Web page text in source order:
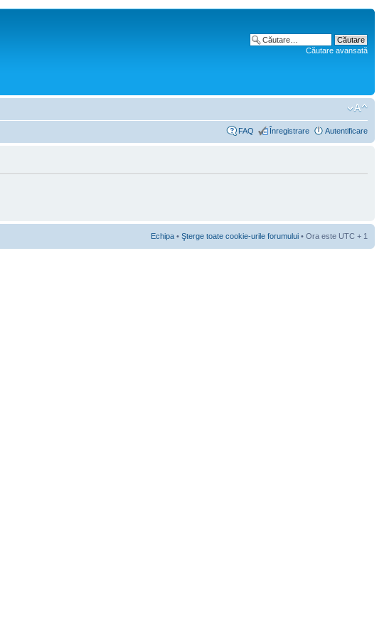
Căutare avansată
FAQ Înregistrare Autentificare
Echipa • Şterge toate cookie-urile forumului • Ora este UTC + 1